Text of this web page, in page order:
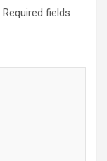
Required fields